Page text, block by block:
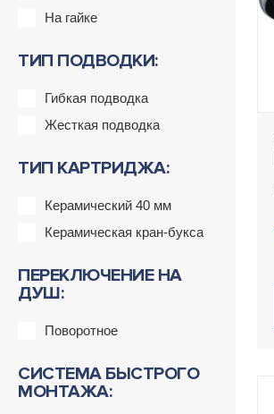
На гайке
ТИП ПОДВОДКИ:
Гибкая подводка
Жесткая подводка
ТИП КАРТРИДЖА:
Керамический 40 мм
Керамическая кран-букса
ПЕРЕКЛЮЧЕНИЕ НА
ДУШ:
Поворотное
СИСТЕМА БЫСТРОГО
МОНТАЖА: